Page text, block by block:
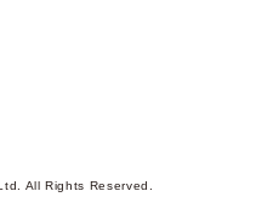
All Rights Reserved.